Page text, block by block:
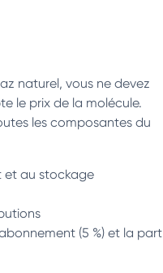
naturel, vous ne devez
le prix de la molécule.
les composantes du
et au stockage
(5 %) et la part